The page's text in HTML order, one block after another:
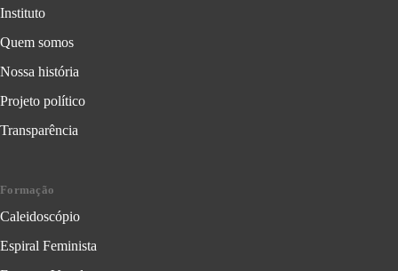
Instituto
Quem somos
Nossa história
Projeto político
Transparência
Formação
Caleidoscópio
Espiral Feminista